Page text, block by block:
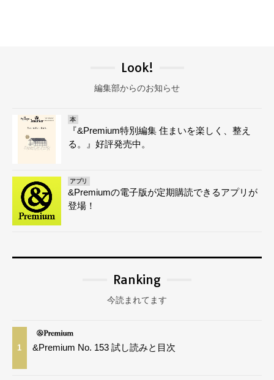
Look!
編集部からのお知らせ
本
『&Premium特別編集 住まいを楽しく、整え
る。』好評発売中。
アプリ
&Premiumの電子版が定期購読できるアプリが
登場！
Ranking
今読まれてます
1 &Premium No. 153 試し読みと目次